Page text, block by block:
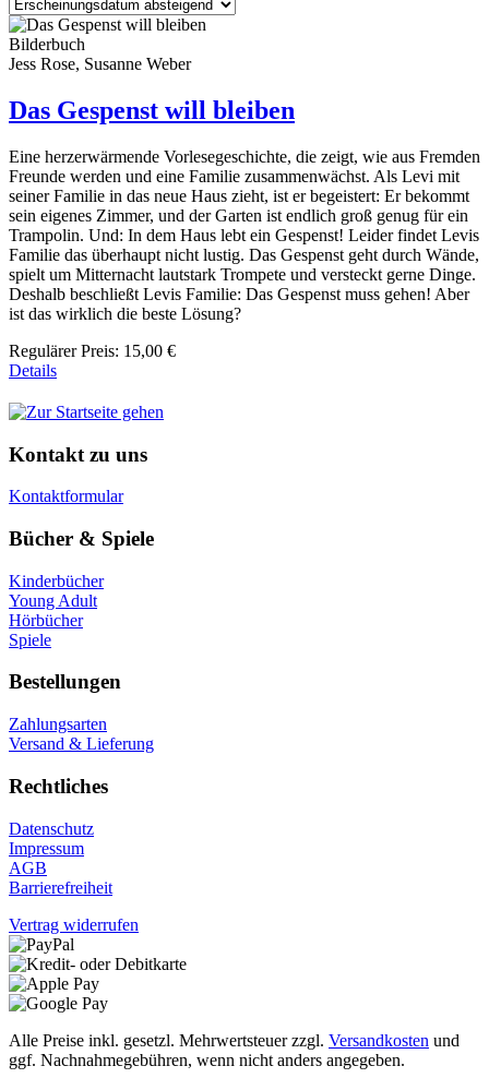
Bilderbuch
Jess Rose, Susanne Weber
Das Gespenst will bleiben
Eine herzerwärmende Vorlesegeschichte, die zeigt, wie aus Fremden
Freunde werden und eine Familie zusammenwächst. Als Levi mit
seiner Familie in das neue Haus zieht, ist er begeistert: Er bekommt
sein eigenes Zimmer, und der Garten ist endlich groß genug für ein
Trampolin. Und: In dem Haus lebt ein Gespenst! Leider findet Levis
Familie das überhaupt nicht lustig. Das Gespenst geht durch Wände,
spielt um Mitternacht lautstark Trompete und versteckt gerne Dinge.
Deshalb beschließt Levis Familie: Das Gespenst muss gehen! Aber
ist das wirklich die beste Lösung?
Regulärer Preis: 15,00 €
Details
Kontakt zu uns
Kontaktformular
Bücher & Spiele
Kinderbücher
Young Adult
Hörbücher
Spiele
Bestellungen
Zahlungsarten
Versand & Lieferung
Rechtliches
Datenschutz
Impressum
AGB
Barrierefreiheit
Vertrag widerrufen
Alle Preise inkl. gesetzl. Mehrwertsteuer zzgl. Versandkosten und
ggf. Nachnahmegebühren, wenn nicht anders angegeben.